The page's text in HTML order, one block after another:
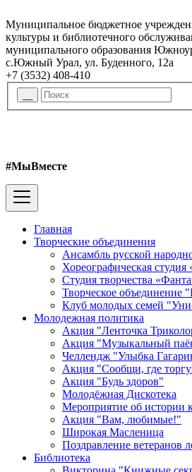
Муниципальное бюджетное
культуры и библиотечного
муниципального образования
с.Южный Урал, ул. Буденного, 12а
+7 (3532) 408-410
#МыВместе
Главная
Творческие объединения
Ансамбль русской
Хореографическая студия
Студия творчества
Творческое объединение
Клуб молодых семей
Молодежная политика
Акция "Ленточка
Акция "Музыкальный
Челлендж "Улыбка
Акция "Сообщи, где
Акция "Будь здоров"
Молодёжная Дискотека
Мероприятие об истории
Акция "Вам, любимые!"
Широкая Масленица
Поздравление ветеранов
Библиотека